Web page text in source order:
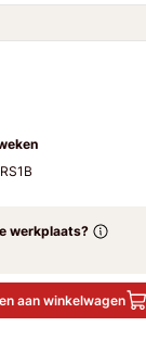
werkplaats?
aan winkelwagen